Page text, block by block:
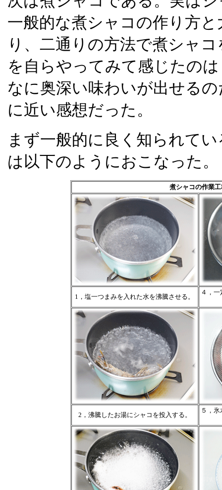
一般的な煮シャコの作り方
り、二通りの方法で煮シャ
を自らやってみて感じたの
なに奥深い味わいが出せる
に近い感想だった。
まず一般的に良く知られて
は以下のようにおこなった。
煮シャコの作業工
1，塩一つまみを入れた水を沸騰させる。
４，
2，沸騰したお湯にシャコを投入する。
５，